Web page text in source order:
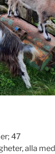
47
alla med